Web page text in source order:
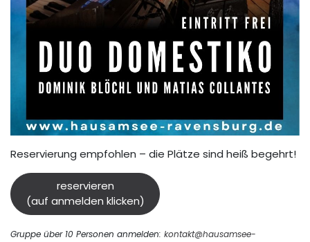
Reservierung empfohlen – die Plätze sind heiß begehrt!
reservieren
(auf anmelden klicken)
Gruppe über 10 Personen anmelden: kontakt@hausamsee-